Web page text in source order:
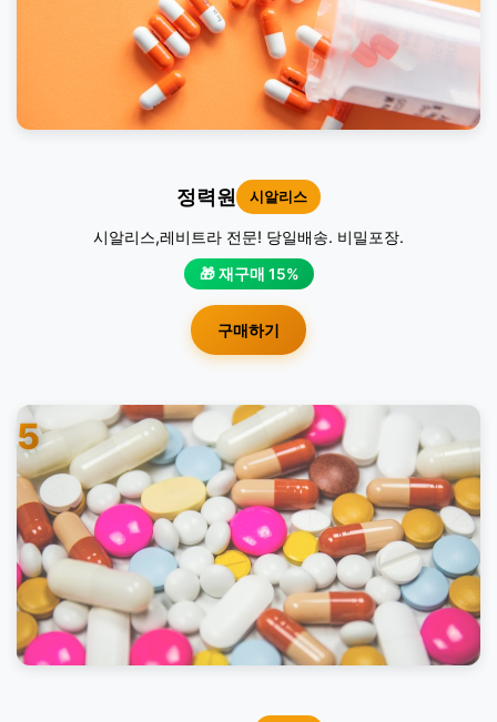
정력원 시알리스
시알리스,레비트라 전문! 당일배송. 비밀포장.
🎁 재구매 15%
구매하기
5